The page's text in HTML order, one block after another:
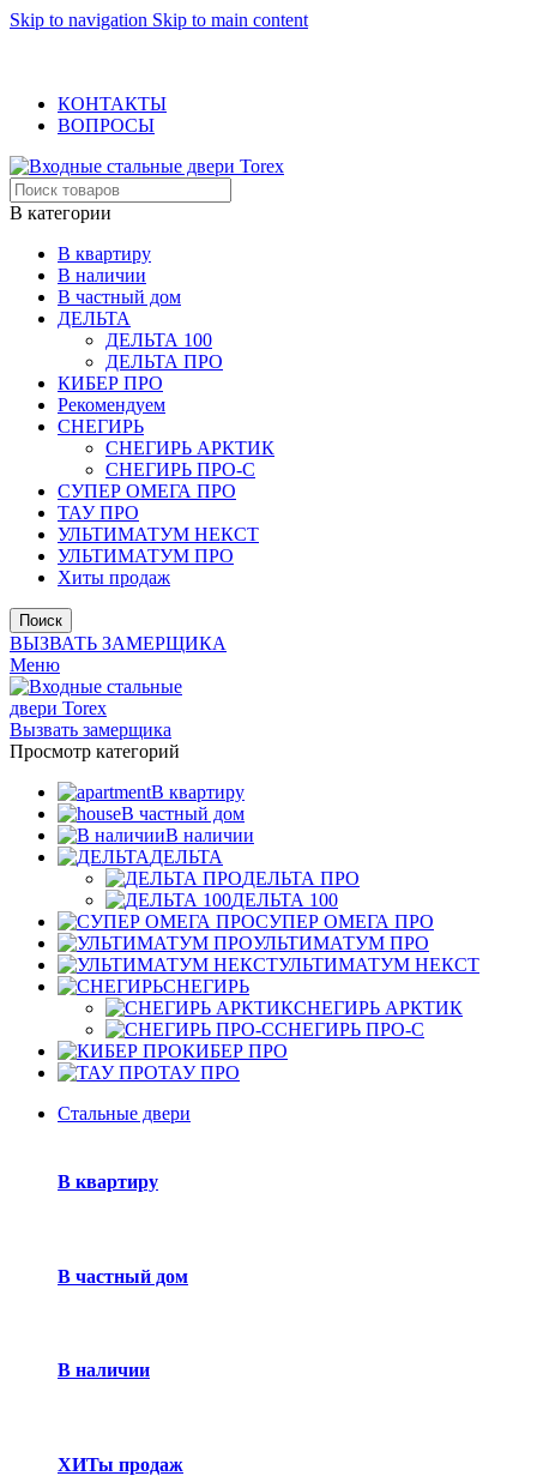
Skip to navigation Skip to main content
КОНТАКТЫ
ВОПРОСЫ
В категории
В квартиру
В наличии
В частный дом
ДЕЛЬТА
ДЕЛЬТА 100
ДЕЛЬТА ПРО
КИБЕР ПРО
Рекомендуем
СНЕГИРЬ
СНЕГИРЬ АРКТИК
СНЕГИРЬ ПРО-С
СУПЕР ОМЕГА ПРО
ТАУ ПРО
УЛЬТИМАТУМ НЕКСТ
УЛЬТИМАТУМ ПРО
Хиты продаж
Поиск
ВЫЗВАТЬ ЗАМЕРЩИКА
Меню
Вызвать замерщика
Просмотр категорий
В квартиру
В частный дом
В наличии
ДЕЛЬТА
ДЕЛЬТА ПРО
ДЕЛЬТА 100
СУПЕР ОМЕГА ПРО
УЛЬТИМАТУМ ПРО
УЛЬТИМАТУМ НЕКСТ
СНЕГИРЬ
СНЕГИРЬ АРКТИК
СНЕГИРЬ ПРО-С
КИБЕР ПРО
ТАУ ПРО
Стальные двери
В квартиру
В частный дом
В наличии
ХИТы продаж